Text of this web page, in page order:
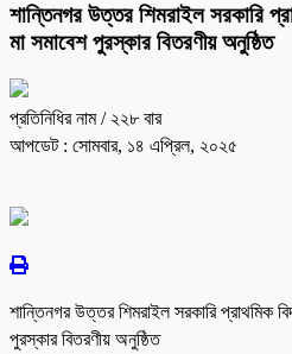
শান্তিনগর উত্তর শিমরাইল সরকারি
মা সমাবেশ পুরস্কার বিতরণীয় অনুষ্ঠিত
প্রতিনিধির নাম/ ২২৮ বার
আপডেট : সোমবার, ১৪ এপ্রিল, ২০২৫
শান্তিনগর উত্তর শিমরাইল সরকারি প্রাথমিক
পুরস্কার বিতরণীয় অনুষ্ঠিত